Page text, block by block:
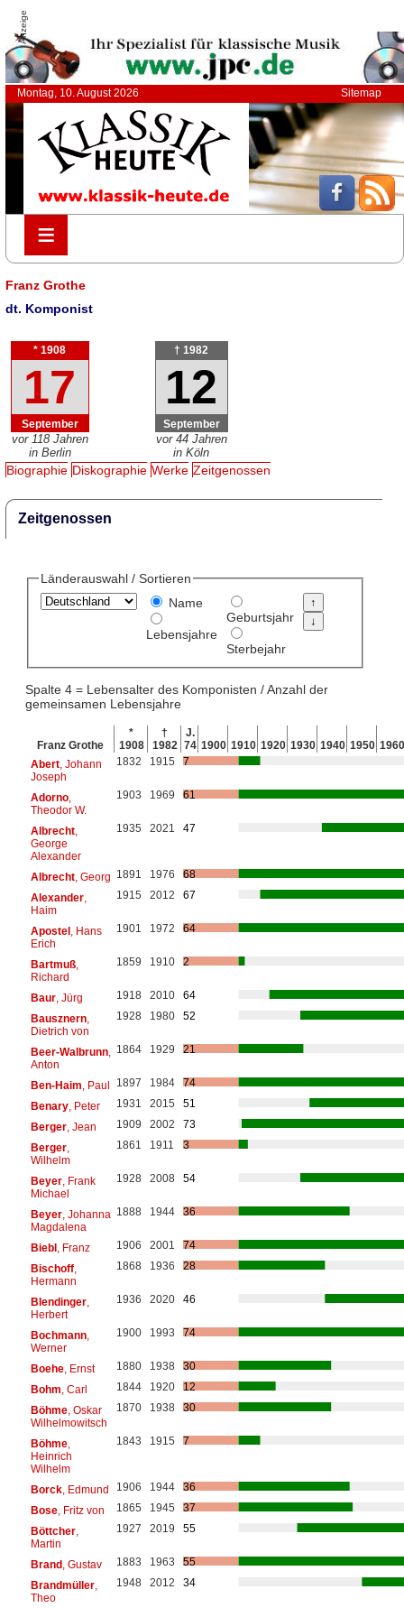
Anzeige
Montag, 10. August 2026 Sitemap
≡
≡
Franz Grothe
dt. Komponist
* 1908
17
September
vor 118 Jahren
in Berlin
† 1982
12
September
vor 44 Jahren
in Köln
Biographie Diskographie Werke Zeitgenossen
Zeitgenossen
Länderauswahl / Sortieren
Name
Lebensjahre
Geburtsjahr
Sterbejahr
Spalte 4 = Lebensalter des Komponisten / Anzahl der
gemeinsamen Lebensjahre
Franz Grothe
*
1908
†
1982
J.
74 1900 1910 1920 1930 1940 1950 1960
Abert, Johann
Joseph
1832 1915 7
Adorno,
Theodor W.
1903 1969 61
Albrecht,
George
Alexander
1935 2021 47
Albrecht, Georg 1891 1976
68
Alexander,
Haim
1915 2012 67
Apostel, Hans
Erich
1901 1972 64
Bartmuß,
Richard
1859 1910 2
Baur, Jürg 1918 2010
64
Bausznern,
Dietrich von
1928 1980 52
Beer-Walbrunn,
Anton
1864 1929 21
Ben-Haim , Paul 1897 1984
74
Benary, Peter 1931 2015
51
Berger, Jean 1909 2002
73
Berger,
Wilhelm
1861 1911 3
Beyer, Frank
Michael
1928 2008 54
Beyer, Johanna
Magdalena
1888 1944 36
Biebl, Franz 1906 2001
74
Bischoff,
Hermann
1868 1936 28
Blendinger,
Herbert
1936 2020 46
Bochmann,
Werner
1900 1993 74
Boehe, Ernst 1880 1938
30
Bohm , Carl 1844 1920
12
Böhme, Oskar
Wilhelmowitsch
1870 1938 30
Böhme,
Heinrich
Wilhelm
1843 1915 7
Borck, Edmund 1906 1944
36
Bose, Fritz von 1865 1945
37
Böttcher,
Martin
1927 2019 55
Brand, Gustav 1883 1963
55
Brandmüller,
Theo
1948 2012 34